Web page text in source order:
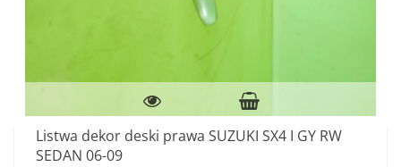
Listwa dekor deski prawa SUZUKI SX4 I GY RW
SEDAN 06-09